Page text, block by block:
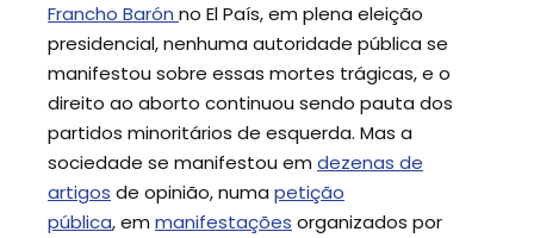
Francho Barón no El País, em plena eleição
presidencial, nenhuma autoridade pública se
manifestou sobre essas mortes trágicas, e o
direito ao aborto continuou sendo pauta dos
partidos minoritários de esquerda. Mas a
sociedade se manifestou em dezenas de
artigos de opinião, numa petição
pública, em manifestações organizados por